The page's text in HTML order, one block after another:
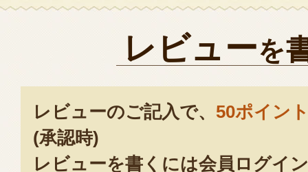
レビューを
レビューのご記入で、 50ポイン
(承認時)
レビューを書くには会員ログイ